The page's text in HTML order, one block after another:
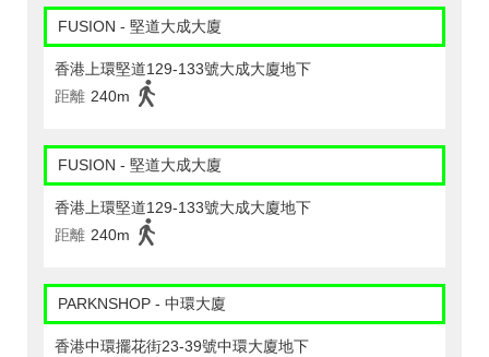
FUSION - 堅道大成大廈
香港上環堅道129-133號大成大廈地下
距離 240m
FUSION - 堅道大成大廈
香港上環堅道129-133號大成大廈地下
距離 240m
PARKNSHOP - 中環大廈
香港中環擺花街23-39號中環大廈地下